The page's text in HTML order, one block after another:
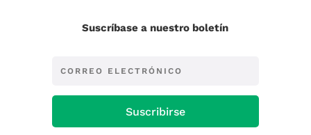
Suscríbase a nuestro boletín
Suscribirse